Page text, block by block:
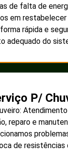
de falta de
em
rápida e
adequado do
P/
reparo e
de resistências